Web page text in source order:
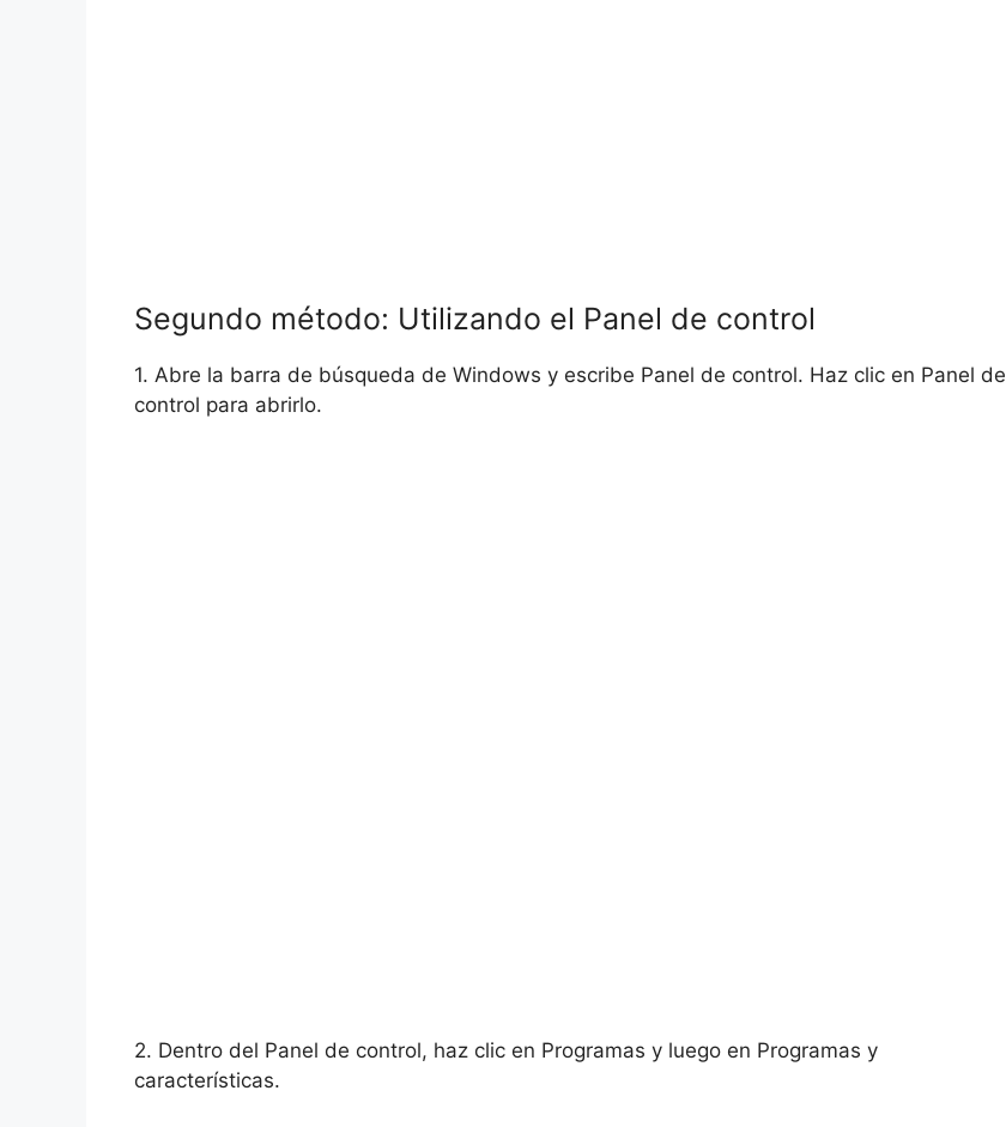
Segundo método: Utilizando el Panel de control
1. Abre la barra de búsqueda de Windows y escribe Panel de control. Haz clic en Panel de
control para abrirlo.
2. Dentro del Panel de control, haz clic en Programas y luego en Programas y
características.